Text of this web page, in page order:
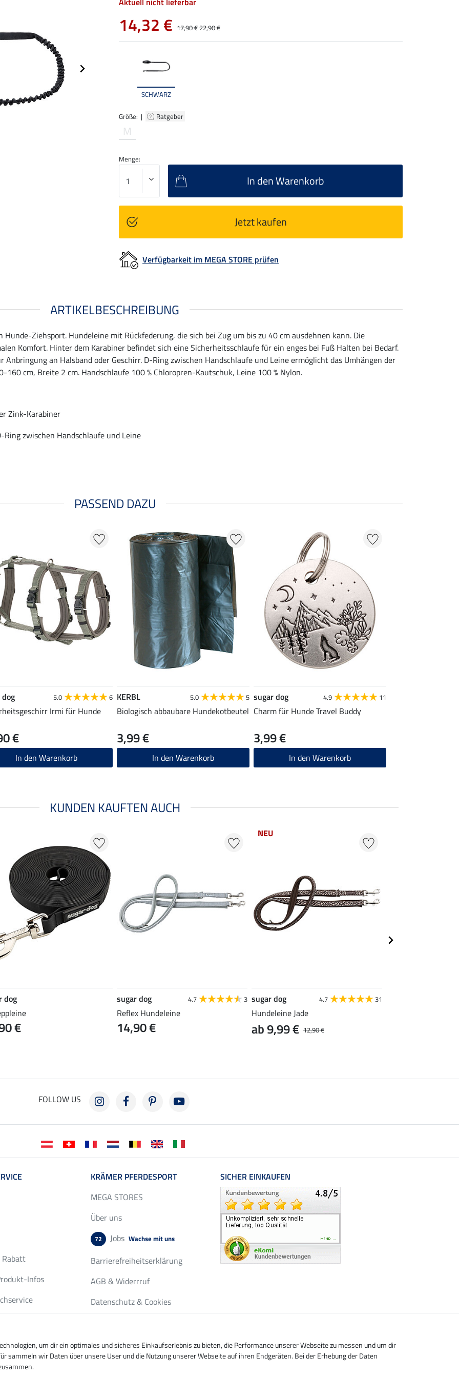
SCHWARZ
Größe: | Ratgeber
M
14,32 € 17,90 €22,90 €
Menge:
In den Warenkorb
Jetzt kaufen
Verfügbarkeit im MEGA STORE prüfen
ARTIKELBESCHREIBUNG
Hunde-Ziehsport. Hundeleine mit Rückfederung, die sich bei Zug um bis zu 40 cm ausdehnen kann. Die
Komfort. Hinter dem Karabiner befindet sich eine Sicherheitsschlaufe für ein enges bei Fuß Halten bei Bedarf.
an Halsband oder Geschirr. D-Ring zwischen Handschlaufe und Leine ermöglicht das Umhängen der
cm, Breite 2 cm. Handschlaufe 100 % Chloropren-Kautschuk, Leine 100 % Nylon.
Zink-Karabiner
Ring zwischen Handschlaufe und Leine
PASSEND DAZU
5.0 6
Irmi für Hunde
€
In den Warenkorb
KERBL 5.0 5
Biologisch abbaubare Hundekotbeutel
3,99 €
In den Warenkorb
sugar dog 4.9 11
Charm für Hunde Travel Buddy
3,99 €
In den Warenkorb
KUNDEN KAUFTEN AUCH
dog
€
sugar dog 4.7 3
Reflex Hundeleine
14,90 €
NEU
sugar dog 4.7 31
Hundeleine Jade
12,90 €
ab 9,99 €
FOLLOW US
Infos
Seiten
KRÄMER PFERDESPORT
MEGA STORES
Über uns
72 Jobs Wachse mit uns
Barrierefreiheitserklärung
AGB & Widerrruf
Datenschutz & Cookies
SICHER EINKAUFEN
um dir ein optimales und sicheres Einkaufserlebnis zu bieten, die Performance unserer Webseite zu messen und um dir
sammeln wir Daten über unsere User und die Nutzung unserer Webseite auf ihren Endgeräten. Bei der Erhebung der Daten